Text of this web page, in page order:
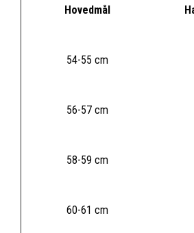
Hovedmål
54-55 cm
56-57 cm
58-59 cm
60-61 cm